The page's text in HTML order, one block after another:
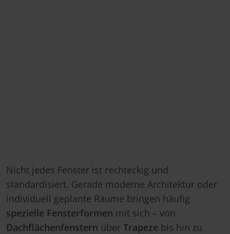
Nicht jedes Fenster ist rechteckig und
standardisiert. Gerade moderne Architektur oder
individuell geplante Räume bringen häufig
spezielle Fensterformen mit sich – von
Dachflächenfenstern über Trapeze bis hin zu